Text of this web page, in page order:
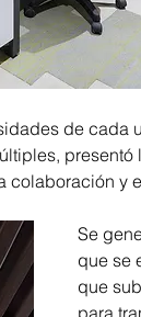
de cada
presentó
y
Se
que se
que